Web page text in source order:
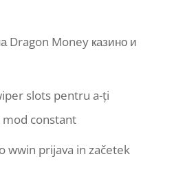
Dragon Money казино и
slots pentru a-ți
constant
wwin prijava in začetek